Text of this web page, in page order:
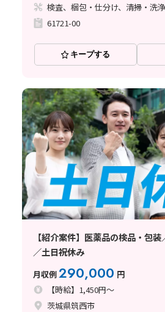
検査、梱包・仕分け、清掃・洗
61721-00
キープする
【紹介案件】医薬品の検品・包
／土日祝休み
月収例290,000 円
【時給】1,450円～
茨城県筑西市